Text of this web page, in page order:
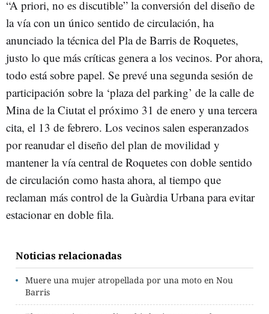
“A priori, no es discutible” la conversión del diseño de
la vía con un único sentido de circulación, ha
anunciado la técnica del Pla de Barris de Roquetes,
justo lo que más críticas genera a los vecinos. Por ahora,
todo está sobre papel. Se prevé una segunda sesión de
participación sobre la ‘plaza del parking’ de la calle de
Mina de la Ciutat el próximo 31 de enero y una tercera
cita, el 13 de febrero. Los vecinos salen esperanzados
por reanudar el diseño del plan de movilidad y
mantener la vía central de Roquetes con doble sentido
de circulación como hasta ahora, al tiempo que
reclaman más control de la Guàrdia Urbana para evitar
estacionar en doble fila.
Noticias relacionadas
Muere una mujer atropellada por una moto en Nou
Barris